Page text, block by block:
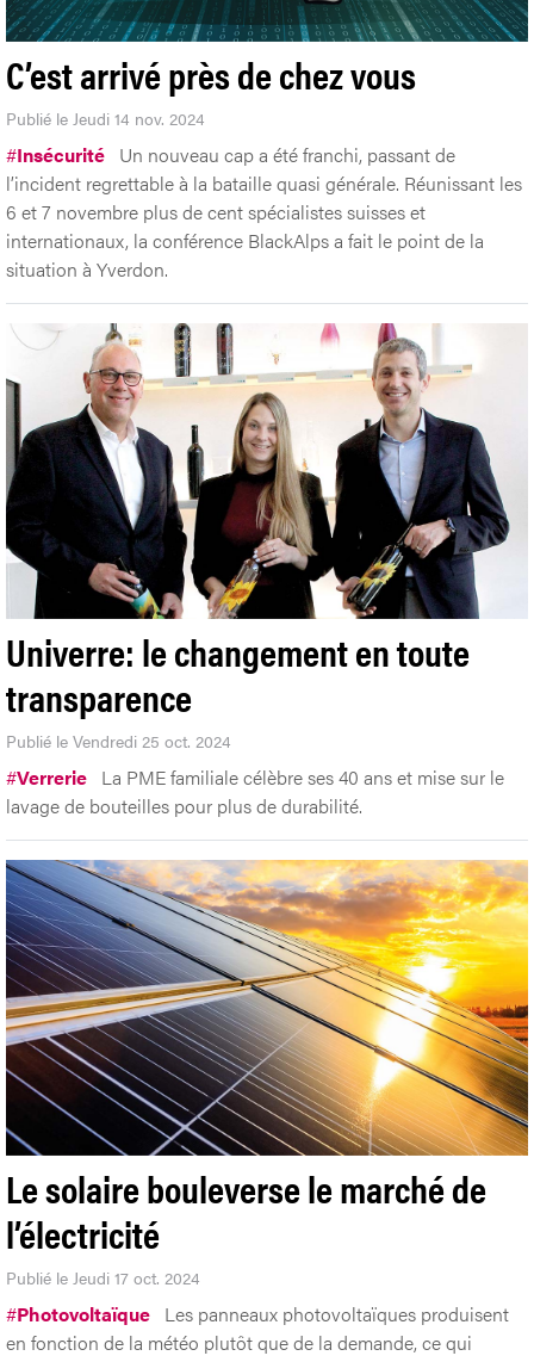
C’est arrivé près de chez vous
Publié le Jeudi 14 nov. 2024
#Insécurité Un nouveau cap a été franchi, passant de
l’incident regrettable à la bataille quasi générale. Réunissant les
6 et 7 novembre plus de cent spécialistes suisses et
internationaux, la conférence BlackAlps a fait le point de la
situation à Yverdon.
Univerre: le changement en toute
transparence
Publié le Vendredi 25 oct. 2024
#Verrerie La PME familiale célèbre ses 40 ans et mise sur le
lavage de bouteilles pour plus de durabilité.
Le solaire bouleverse le marché de
l’électricité
Publié le Jeudi 17 oct. 2024
#Photovoltaïque Les panneaux photovoltaïques produisent
en fonction de la météo plutôt que de la demande, ce qui